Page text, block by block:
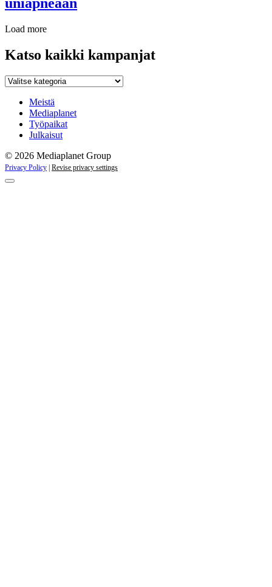
Load more
Katso kaikki kampanjat
Katso
kampanjat
Meistä
Mediaplanet
Työpaikat
Julkaisut
© 2026 Mediaplanet Group
Privacy Policy | Revise privacy settings